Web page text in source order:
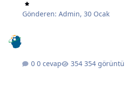
Gönderen:Admin,30 Ocak
0 cevap 354 görüntü